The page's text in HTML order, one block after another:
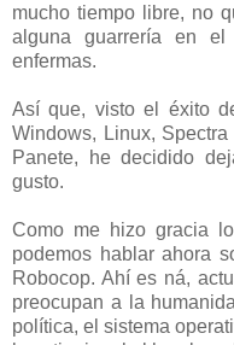
mucho tiempo libre, no
alguna guarrería en
enfermas.
Así que, visto el éxito
Windows, Linux,
Panete, he decidido
gusto.
Como me hizo gracia
podemos hablar ahora
Robocop. Ahí es ná,
preocupan a la
política, el sistema